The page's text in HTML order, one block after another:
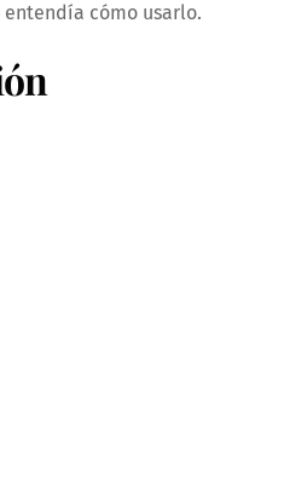
cómo usarlo.